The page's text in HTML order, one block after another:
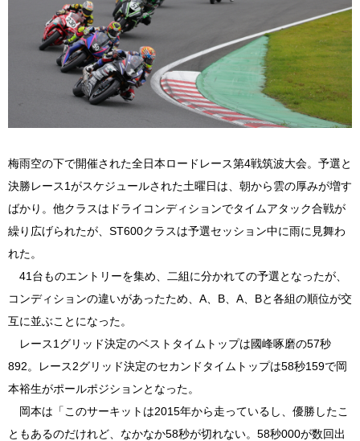
梅雨空の下で開催された全日本ロードレース第4戦筑波大会。予選と
決勝レース1がスケジュールされた土曜日は、朝から雲の厚みが増す
ばかり。他クラスはドライコンディションでタイムアタック合戦が
繰り広げられたが、ST600クラスは予選セッション中に雨に見舞わ
れた。
41台ものエントリーを集め、二組に分かれての予選となったが、
コンディションの違いがあったため、A、B、A、Bと各組の順位が交
互に並ぶことになった。
レース1グリッド決定のベストタイムトップは國峰啄磨の57秒
892。レース2グリッド決定のセカンドタイムトップは58秒159で岡
本裕生がポールポジションとなった。
岡本は「このサーキットは2015年から走っているし、優勝したこ
ともあるのだけれど、なかなか58秒が切れない。58秒000が数回出